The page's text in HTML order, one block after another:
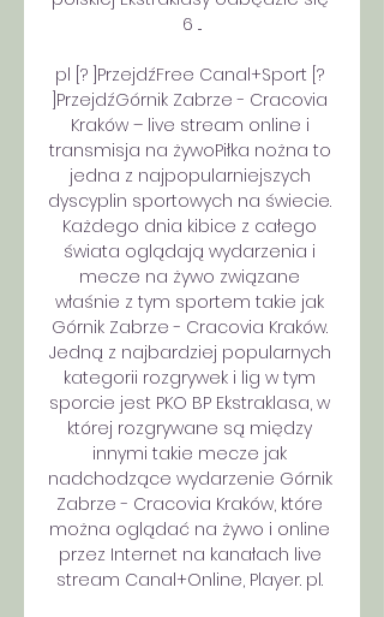
6 ...
pl [? ]PrzejdźFree Canal+Sport [?
]PrzejdźGórnik Zabrze - Cracovia
Kraków – live stream online i
transmisja na żywoPiłka nożna to
jedna z najpopularniejszych
dyscyplin sportowych na świecie.
Każdego dnia kibice z całego
świata oglądają wydarzenia i
mecze na żywo związane
właśnie z tym sportem takie jak
Górnik Zabrze - Cracovia Kraków.
Jedną z najbardziej popularnych
kategorii rozgrywek i lig w tym
sporcie jest PKO BP Ekstraklasa, w
której rozgrywane są między
innymi takie mecze jak
nadchodzące wydarzenie Górnik
Zabrze - Cracovia Kraków, które
można oglądać na żywo i online
przez Internet na kanałach live
stream Canal+Online, Player. pl.